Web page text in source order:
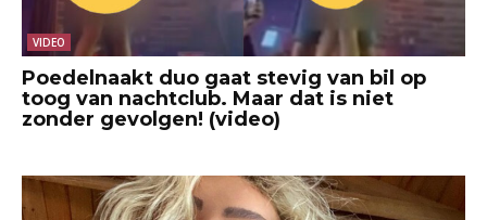
VIDEO
Poedelnaakt duo gaat stevig van bil op
toog van nachtclub. Maar dat is niet
zonder gevolgen! (video)